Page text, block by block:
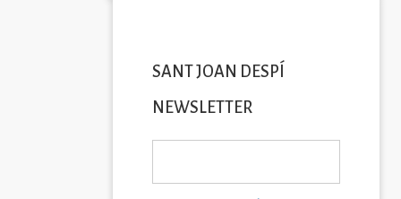
SANT JOAN DESPÍ
NEWSLETTER